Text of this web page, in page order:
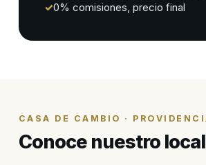
✓0% comisiones, precio final
CASA DE CAMBIO ·
Conoce nuestro local